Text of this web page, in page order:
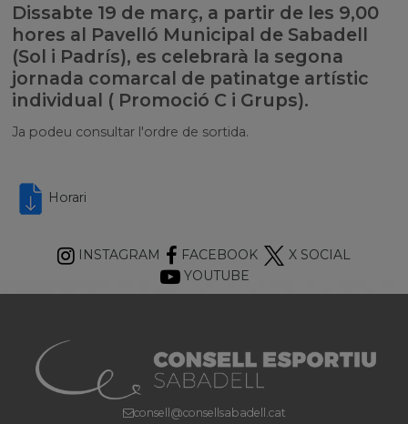
Dissabte 19 de març, a partir de les 9,00
hores al Pavelló Municipal de Sabadell
(Sol i Padrís), es celebrarà la segona
jornada comarcal de patinatge artístic
individual ( Promoció C i Grups).
Ja podeu consultar l'ordre de sortida.
Horari
INSTAGRAM FACEBOOK
X SOCIAL
YOUTUBE
consell@consellsabadell.cat